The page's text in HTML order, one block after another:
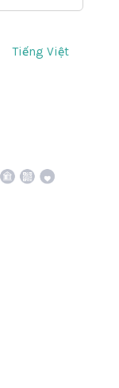
Tiếng Việt